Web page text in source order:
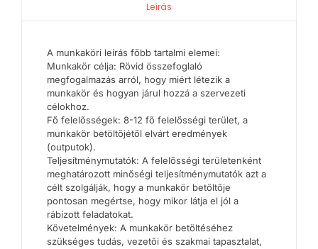
Leírás
A munkaköri leírás főbb tartalmi elemei:
Munkakör célja: Rövid összefoglaló
megfogalmazás arról, hogy miért létezik a
munkakör és hogyan járul hozzá a szervezeti
célokhoz.
Fő felelősségek: 8-12 fő felelősségi terület, a
munkakör betöltőjétől elvárt eredmények
(outputok).
Teljesítménymutatók: A felelősségi területenként
meghatározott minőségi teljesítménymutatók azt a
célt szolgálják, hogy a munkakör betöltője
pontosan megértse, hogy mikor látja el jól a
rábízott feladatokat.
Követelmények: A munkakör betöltéséhez
szükséges tudás, vezetői és szakmai tapasztalat,